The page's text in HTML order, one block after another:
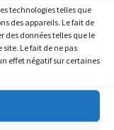
technologies telles que
des appareils. Le fait de
des données telles que le
Le fait de ne pas
effet négatif sur certaines